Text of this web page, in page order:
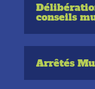
conseils
Arrêtés